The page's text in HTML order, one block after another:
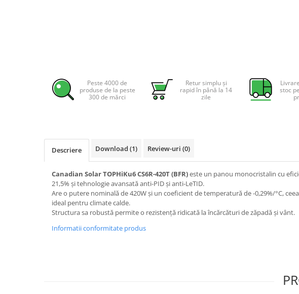
Statii de incarcare vehicule
Prize de incarcare vehicule
Turbine eoliene pentru casă
Acumulatori VRLA AGM/GEL /
Tractiune / LiFePo4
Baterii si acumulatori gel si VRLA
Peste 4000 de
produse de la peste
300 de mărci
Retur simplu și
rapid în până la 14
zile
stoc
Descriere Download (1) Review-uri (0)
Canadian Solar TOPHiKu6 CS6R-420T (BFR)este un panou monocristalin cu
21,5% și tehnologie avansată anti-PID și anti-LeTID.
Are o putere nominală de 420W și un coeficient de temperatură de -0,29%/°C,
ideal pentru climate calde.
Structura sa robustă permite o rezistență ridicată la încărcături de zăpadă și vânt.
Informatii conformitate produs